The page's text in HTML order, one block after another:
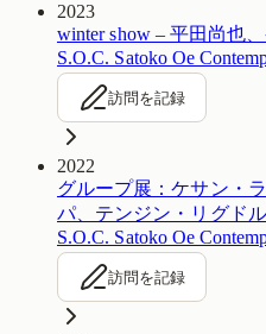
2023
winter show – 平田尚也
S.O.C. Satoko Oe
訪問を記録
2022
グループ展：ケサン・
パ、テンジン・リグド
S.O.C. Satoko Oe
訪問を記録